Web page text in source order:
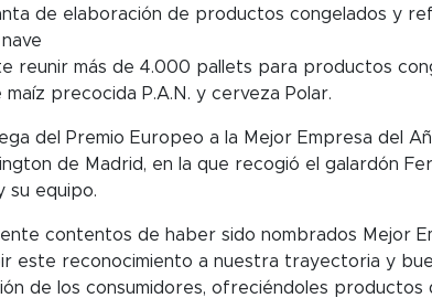
de elaboración de productos congelados y
reunir más de 4.000 pallets para productos
maíz precocida P.A.N. y cerveza Polar.
del Premio Europeo a la Mejor Empresa del
de Madrid, en la que recogió el galardón
su equipo.
contentos de haber sido nombrados Mejor
este reconocimiento a nuestra trayectoria y
de los consumidores, ofreciéndoles